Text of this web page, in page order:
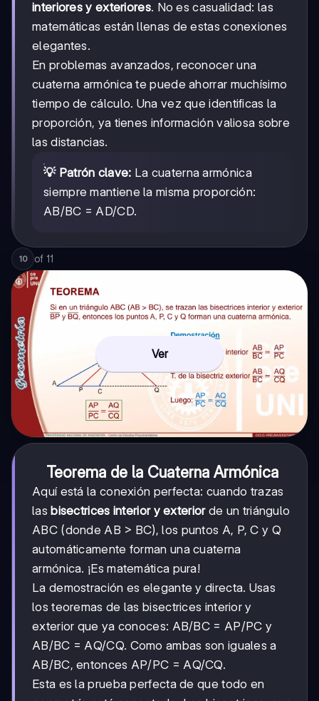
interiores y exteriores. No es casualidad: las
matemáticas están llenas de estas conexiones
elegantes.
En problemas avanzados, reconocer una
cuaterna armónica te puede ahorrar muchísimo
tiempo de cálculo. Una vez que identificas la
proporción, ya tienes información valiosa sobre
las distancias.
💡 Patrón clave: La cuaterna armónica
siempre mantiene la misma proporción:
AB/BC = AD/CD.
10 of 11
Ver
Teorema de la Cuaterna Armónica
Aquí está la conexión perfecta: cuando trazas
lasbisectrices interior y exteriorde un triángulo
ABC (donde AB > BC), los puntos A, P, C y Q
automáticamente forman una cuaterna
armónica. ¡Es matemática pura!
La demostración es elegante y directa. Usas
los teoremas de las bisectrices interior y
exterior que ya conoces: AB/BC = AP/PC y
AB/BC = AQ/CQ. Como ambas son iguales a
AB/BC, entonces AP/PC = AQ/CQ.
Esta es la prueba perfecta de que todo en